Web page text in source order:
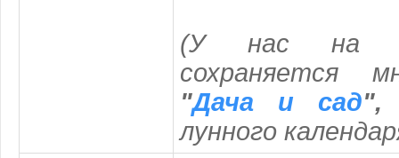
(У нас на
сохраняется
"Дача и сад
лунного